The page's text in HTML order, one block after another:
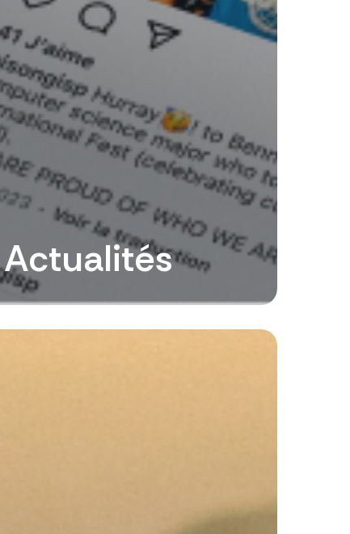
Actualités